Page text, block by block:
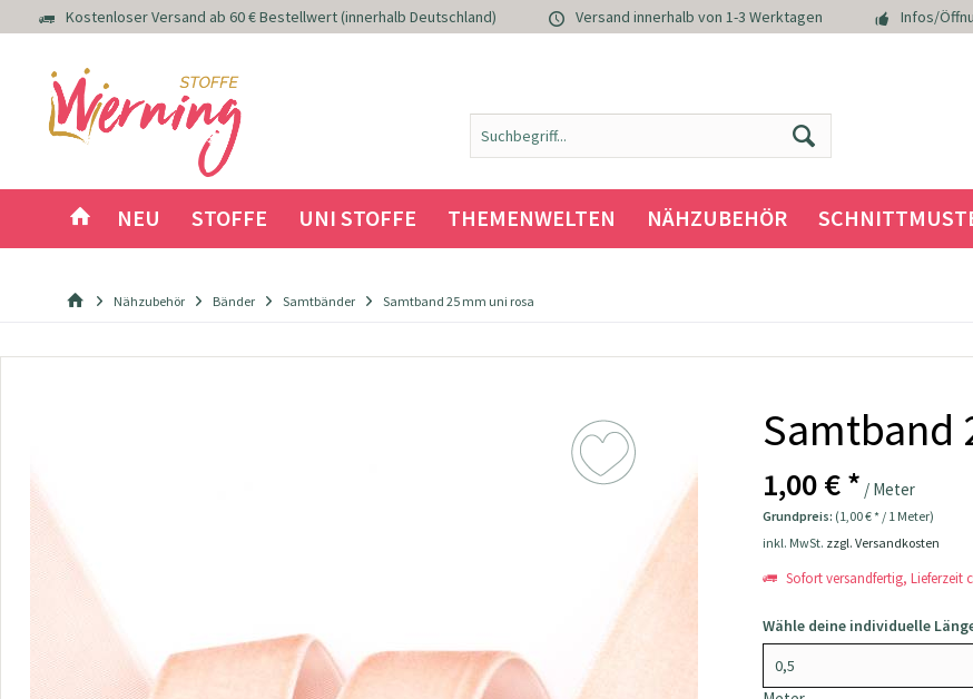
Kostenloser Versand ab 60 € Bestellwert (innerhalb Deutschland) Versand innerhalb von 1-3 Werktagen Infos/
NEU STOFFE UNI STOFFE THEMENWELTEN NÄHZUBEHÖR
Nähzubehör Bänder Samtbänder Samtband 25 mm uni rosa
Samtband
1,00 € * / Meter
Grundpreis: (1,00 € * / 1 Meter)
inkl. MwSt. zzgl. Versandkosten
Sofort versandfertig, Lieferzeit
Wähle deine individuelle